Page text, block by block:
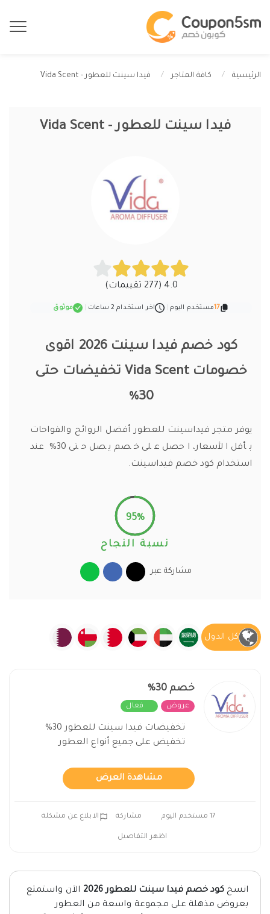
الرئيسية كافة المتاجر فيدا سينت للعطور - Vida Scent
فيدا سينت للعطور - Vida Scent
4.0 (277 تقييمات)
17مستخدم اليوم اخر استخدام 2 ساعات موثوق
كود خصم فيدا سينت 2026 اقوى
خصومات Vida Scent تخفيضات حتى
30%
يوفر متجر فيداسينت للعطور أفضل الروائح والفواحات
بأقل الأسعار، احصل على خصم يصل حتى 30% عند
استخدام كود خصم فيداسينت.
95%
نسبة النجاح
مشاركة عبر
كل الدول
خصم 30%
عروض فعال
تخفيضات فيدا سينت للعطور 30%
تخفيض على جميع أنواع العطور
مشاهدة العرض
17 مستخدم اليوم مشاركة الابلاغ عن مشكلة
اظهر التفاصيل
انسخ كود خصم فيدا سينت للعطور 2026
الآن واستمتع
بعروض مذهلة على مجموعة واسعة من العطور